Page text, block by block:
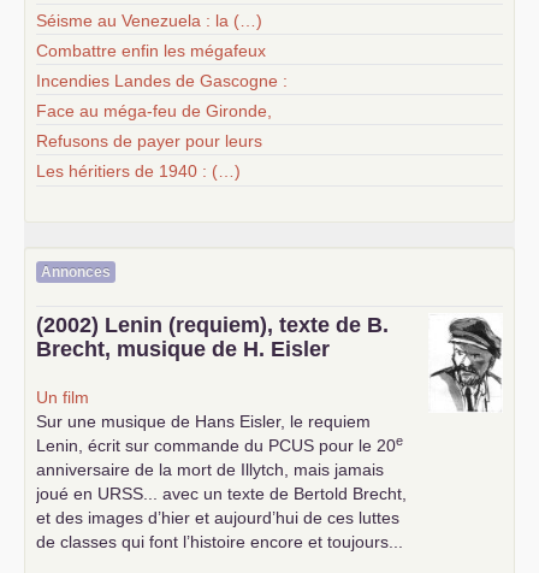
Séisme au Venezuela : la (…)
Combattre enfin les mégafeux
Incendies Landes de Gascogne :
Face au méga-feu de Gironde,
Refusons de payer pour leurs
Les héritiers de 1940 : (…)
Annonces
(2002) Lenin (requiem), texte de B.
Brecht, musique de H. Eisler
Un film
Sur une musique de Hans Eisler, le requiem
Lenin, écrit sur commande du PCUS pour le 20e
anniversaire de la mort de Illytch, mais jamais
joué en URSS ... avec un texte de Bertold Brecht,
et des images d’hier et aujourd’hui de ces luttes
de classes qui font l’histoire encore et toujours...